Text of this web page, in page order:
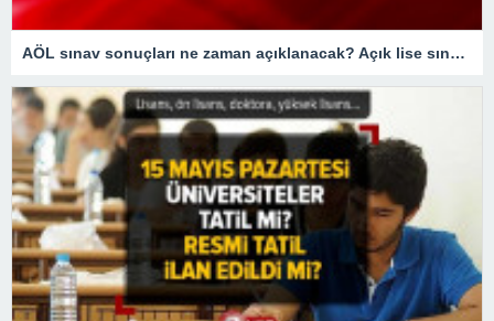
AÖL sınav sonuçları ne zaman açıklanacak? Açık lise sınav sonuçları bugün açıklanır mı?